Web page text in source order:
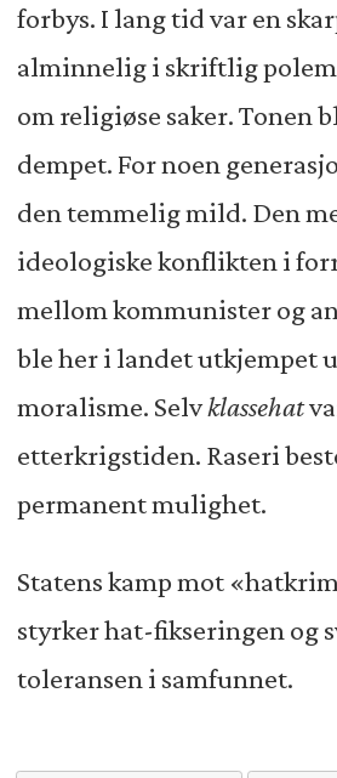
forbys. I lang tid var en
alminnelig i skriftlig
om religiøse saker. Tonen
dempet. For noen
den temmelig mild. Den
ideologiske konflikten i
mellom kommunister og
ble her i landet utkjempet
moralisme. Selvklassehat
etterkrigstiden. Raseri
permanent mulighet.
Statens kamp mot
styrker hat-fikseringen og
toleransen i samfunnet.